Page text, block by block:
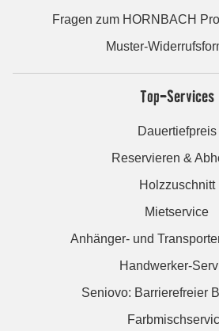
Fragen zum HORNBACH
Muster-
Top-Services
Dauertiefpreis
Reservieren &
Holzzuschnitt
Mietservice
Anhänger- und
Handwerker-
Seniovo: Barrierefreier